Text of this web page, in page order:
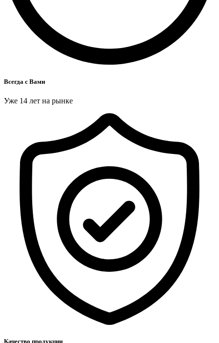
Всегда с Вами
Уже 14 лет на рынке
Качество продукции